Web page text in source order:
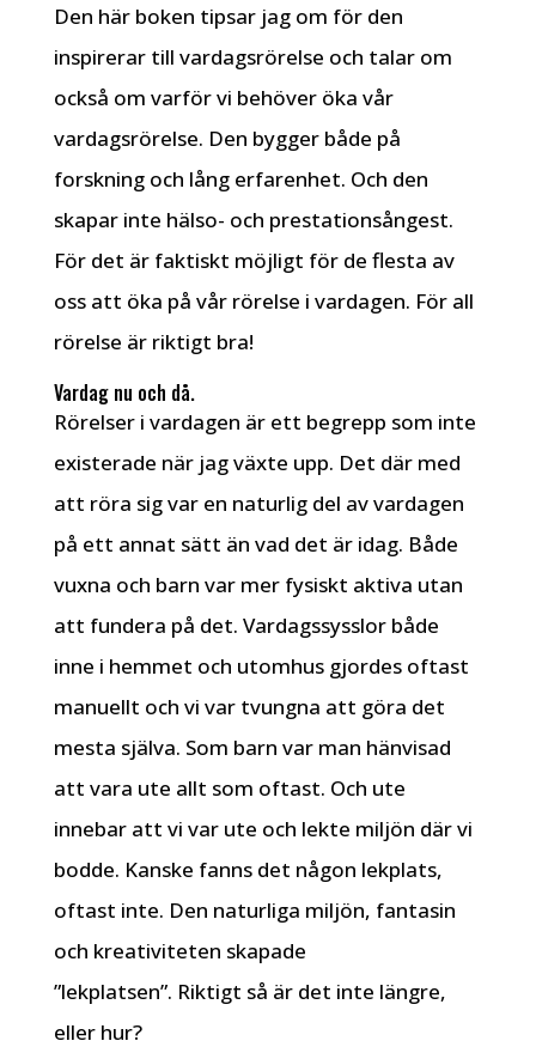
Den här boken tipsar jag om för den
inspirerar till vardagsrörelse och talar om
också om varför vi behöver öka vår
vardagsrörelse. Den bygger både på
forskning och lång erfarenhet. Och den
skapar inte hälso- och prestationsångest.
För det är faktiskt möjligt för de flesta av
oss att öka på vår rörelse i vardagen. För all
rörelse är riktigt bra!
Vardag nu och då.
Rörelser i vardagen är ett begrepp som inte
existerade när jag växte upp. Det där med
att röra sig var en naturlig del av vardagen
på ett annat sätt än vad det är idag. Både
vuxna och barn var mer fysiskt aktiva utan
att fundera på det. Vardagssysslor både
inne i hemmet och utomhus gjordes oftast
manuellt och vi var tvungna att göra det
mesta själva. Som barn var man hänvisad
att vara ute allt som oftast. Och ute
innebar att vi var ute och lekte miljön där vi
bodde. Kanske fanns det någon lekplats,
oftast inte. Den naturliga miljön, fantasin
och kreativiteten skapade
”lekplatsen”. Riktigt så är det inte längre,
eller hur?